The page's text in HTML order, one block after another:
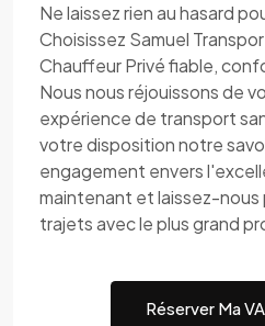
Ne laissez rien au hasard
Choisissez Samuel
Chauffeur Privé fiable,
Nous nous réjouissons de
expérience de transport
votre disposition notre
engagement envers
maintenant et laissez-nous
trajets avec le plus grand
Réserver Ma